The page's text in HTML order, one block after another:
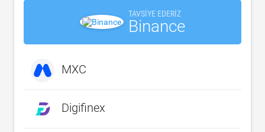
TAVSIYE EDERIZ
Binance
MXC
Digifinex